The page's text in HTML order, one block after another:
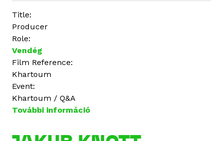
Title:
Producer
Role:
Vendég
Film Reference:
Khartoum
Event:
Khartoum / Q&A
További információ
o